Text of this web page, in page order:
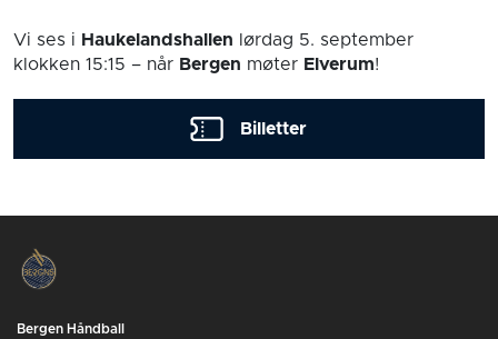
Vi ses i Haukelandshallen lørdag 5. september
klokken 15:15 – når Bergen møter Elverum!
Billetter
Bergen Håndball